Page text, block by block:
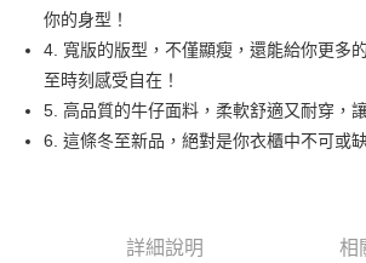
悠遊付
Google Pay
全盈+PAY
AFTEE先享後付
你的身型！
4. 寬版的版型，不僅顯瘦，還能給你更多
至時刻感受自在！
5. 高品質的牛仔面料，柔軟舒適又耐穿，
6. 這條冬至新品，絕對是你衣櫃中不可或
詳細說明 相